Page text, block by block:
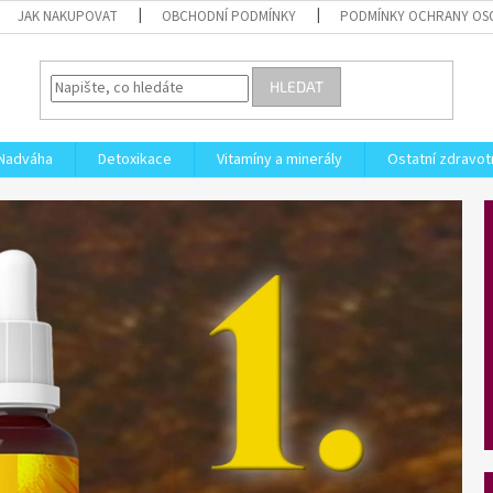
JAK NAKUPOVAT OBCHODNÍ PODMÍNKY PODMÍNKY OCHRANY
HLEDAT
Detoxikace Vitamíny a minerály Ostatní